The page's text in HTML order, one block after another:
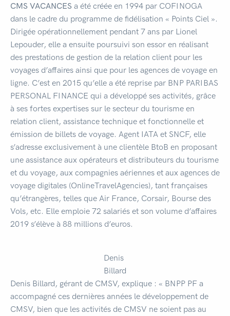
CMS VACANCES a été créée en 1994 par COFINOGA
dans le cadre du programme de fidélisation « Points Ciel ».
Dirigée opérationnellement pendant 7 ans par Lionel
Lepouder, elle a ensuite poursuivi son essor en réalisant
des prestations de gestion de la relation client pour les
voyages d’affaires ainsi que pour les agences de voyage en
ligne. C’est en 2015 qu’elle a été reprise par BNP PARIBAS
PERSONAL FINANCE qui a développé ses activités, grâce
à ses fortes expertises sur le secteur du tourisme en
relation client, assistance technique et fonctionnelle et
émission de billets de voyage. Agent IATA et SNCF, elle
s’adresse exclusivement à une clientèle BtoB en proposant
une assistance aux opérateurs et distributeurs du tourisme
et du voyage, aux compagnies aériennes et aux agences de
voyage digitales (OnlineTravelAgencies), tant françaises
qu’étrangères, telles que Air France, Corsair, Bourse des
Vols, etc. Elle emploie 72 salariés et son volume d’affaires
2019 s’élève à 88 millions d’euros.
Denis
Billard
Denis Billard, gérant de CMSV, explique : « BNPP PF a
accompagné ces dernières années le développement de
CMSV, bien que les activités de CMSV ne soient pas au